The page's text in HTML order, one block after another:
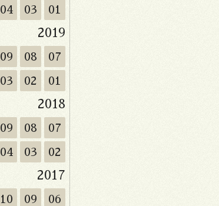
04 03 01
2019
09 08 07
03 02 01
2018
09 08 07
04 03 02
2017
10 09 06